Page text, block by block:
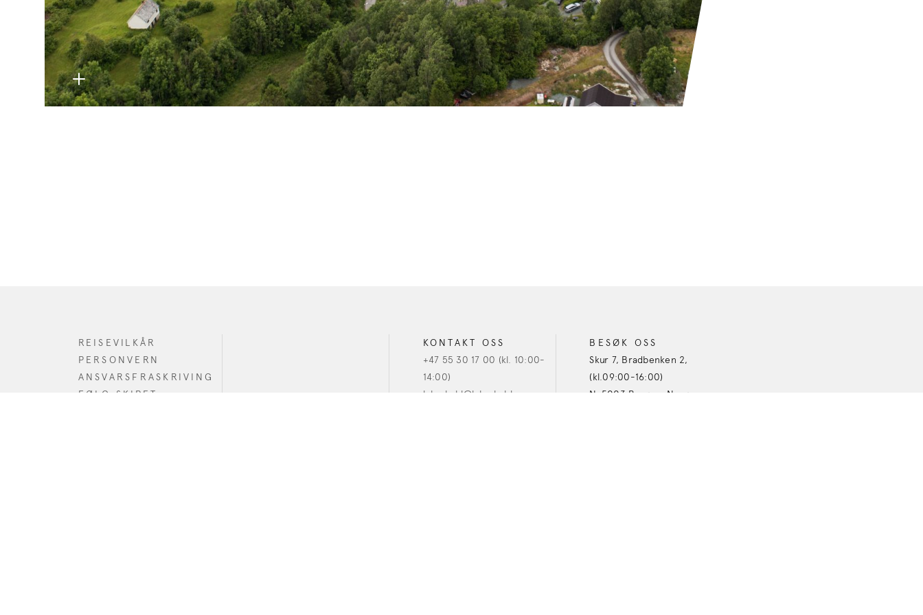
REISEVILKÅR
PERSONVERN
ANSVARSFRASKRIVING
FØLG SKIPET
KONTAKT OSS
+47 55 30 17 00 (kl. 10:00-
14:00)
lehmkuhl@lehmkuhl.no
BESØK OSS
Skur 7, Bradbenken 2,
(kl.09:00-16:00)
N-5003 Bergen, Norge